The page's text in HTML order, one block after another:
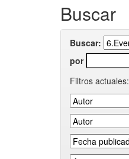
Buscar
Buscar:
por
Filtros actuales: